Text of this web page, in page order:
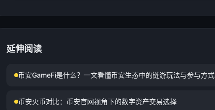
延伸阅读
币安GameFi是什么？一文看懂币安生态中的链游玩法与参与方式
币安火币对比：币安官网视角下的数字资产交易选择